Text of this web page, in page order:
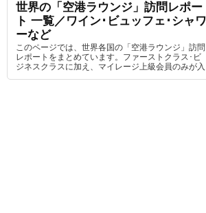
世界の「空港ラウンジ」訪問レポー
ト 一覧／ワイン･ビュッフェ･シャワ
ーなど
このページでは、世界各国の「空港ラウンジ」訪問
レポートをまとめています。ファーストクラス･ビ
ジネスクラスに加え、マイレージ上級会員のみが入